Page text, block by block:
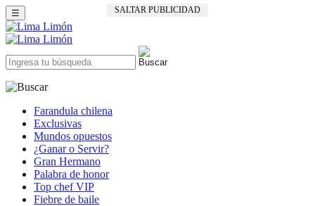
SALTAR PUBLICIDAD
☰
Farandula chilena
Exclusivas
Mundos opuestos
¿Ganar o Servir?
Gran Hermano
Palabra de honor
Top chef VIP
Fiebre de baile